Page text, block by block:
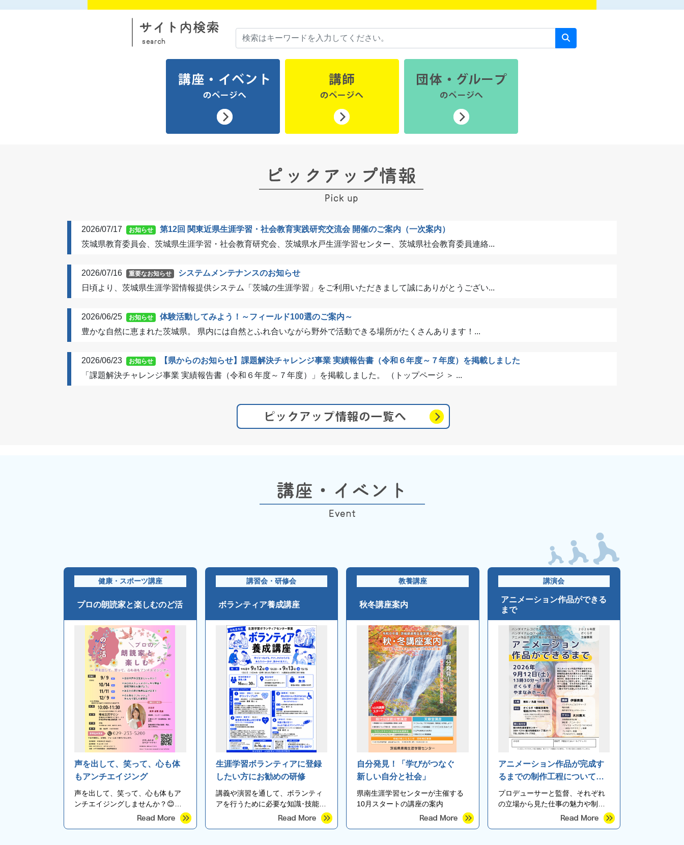
2026/07/17 お知らせ
第12回 関東近県生涯学習・社会教育実践研究交流会 開催のご案内（一次案内）
茨城県教育委員会、茨城県生涯学習・社会教育研究会、茨城県水戸生涯学習センター、茨城県社会教育委員連絡...
2026/07/16 重要なお知らせ
システムメンテナンスのお知らせ
日頃より、茨城県生涯学習情報提供システム「茨城の生涯学習」をご利用いただきまして誠にありがとうござい...
2026/06/25 お知らせ
体験活動してみよう！～フィールド100選のご案内～
豊かな自然に恵まれた茨城県。 県内には自然とふれ合いながら野外で活動できる場所がたくさんあります！...
2026/06/23 お知らせ
【県からのお知らせ】課題解決チャレンジ事業 実績報告書（令和６年度～７年度）を掲載しました
「課題解決チャレンジ事業 実績報告書（令和６年度～７年度）」を掲載しました。 （トップページ ＞ ...
健康・スポーツ講座
プロの朗読家と楽しむのど活
声を出して、笑って、心も体
もアンチエイジング
声を出して、笑って、心も体もア
ンチエイジングしませんか？😊
NHKラジオなどでもご活躍中の朗
講習会・研修会
ボランティア養成講座
生涯学習ボランティアに登録
したい方にお勧めの研修
講義や演習を通して、ボランティ
アを行うために必要な知識･技能･
つながりが得られる研修
教養講座
秋冬講座案内
自分発見！「学びがつなぐ
新しい自分と社会」
県南生涯学習センターが主催する
10月スタートの講座の案内
講演会
アニメーション作品ができる
まで
アニメーション作品が完成す
るまでの制作工程について、
【講師】伊藤貴憲さんと【ゲ
スト講師】結城市出身の大川
貴大さんをお迎えし、監督作
品『アイカツ！×プリパラＴＨ
プロデューサーと監督、それぞれ
の立場から見た仕事の魅力や制作
の裏側について、深く掘り下げて